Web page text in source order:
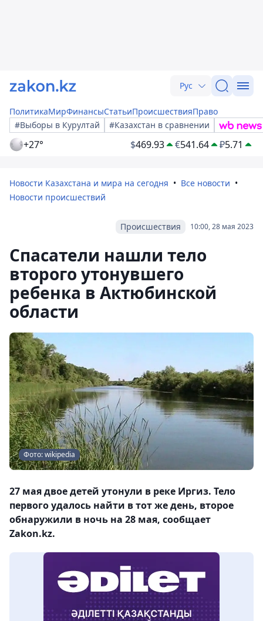
Рус
ПолитикаМирФинансыСтатьиПроисшествияПраво
#Выборы в Курултай
#Казахстан в сравнении
+27° $469.93 €541.64 ₽5.71
Новости Казахстана и мира на сегодня
Все новости
Новости происшествий
10:00, 28 мая 2023
Происшествия
Спасатели нашли тело
второго утонувшего
ребенка в Актюбинской
области
Фото: wikipedia
27 мая двое детей утонули в реке Иргиз. Тело
первого удалось найти в тот же день, второе
обнаружили в ночь на 28 мая, сообщает
Zakon.kz.